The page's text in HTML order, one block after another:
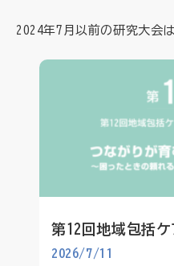
医療・介護関係者
地域包括ケア病
地域包括ケア推
会長挨拶
リハビリ
入会申し込み
2024年7月以前の研究大会は
第12回地域包括
2026/7/11